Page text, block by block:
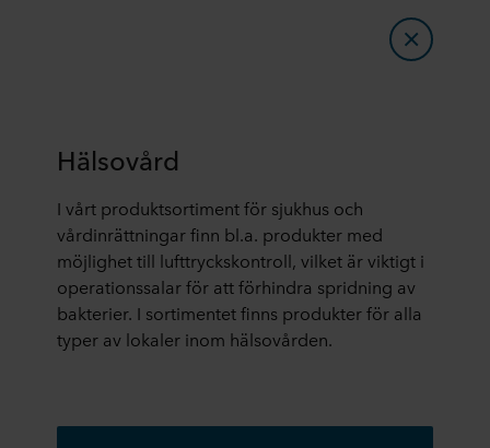
Hälsovård
I vårt produktsortiment för sjukhus och
vårdinrättningar finn bl.a. produkter med
möjlighet till lufttryckskontroll, vilket är viktigt i
operationssalar för att förhindra spridning av
bakterier. I sortimentet finns produkter för alla
typer av lokaler inom hälsovården.